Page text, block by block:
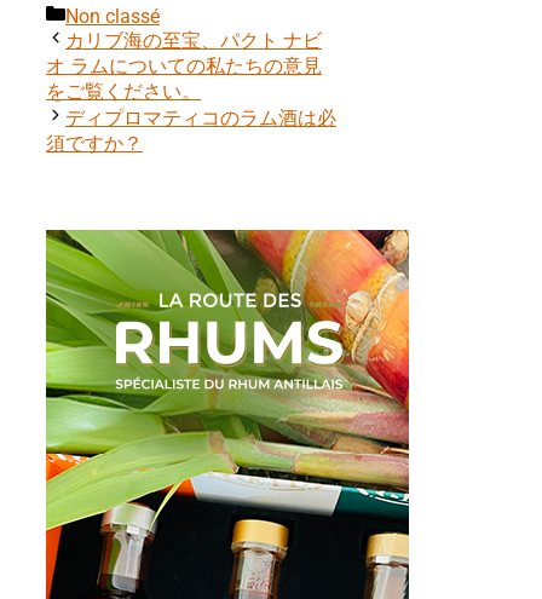
カ
テ
ゴ
リ
ー
Non classé
カリブ海の至宝、パクト ナビ
オ ラムについての私たちの意見
をご覧ください。
ディプロマティコのラム酒は必
須ですか？